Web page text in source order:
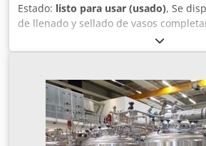
Estado: listo para usar (usado), Se
de llenado y sellado de vasos
modelo Ampack Ammann. Diseño:
número de líneas de vasos: 4,
vasos/hora, dosificación previa:
válvula, rango de dosificación previa:
precisión de la dosificación previa: +/-
producto: alta, posibilidad de incluir
dosificación principal: dosificador de
rango de dosificación principal: 80 g a